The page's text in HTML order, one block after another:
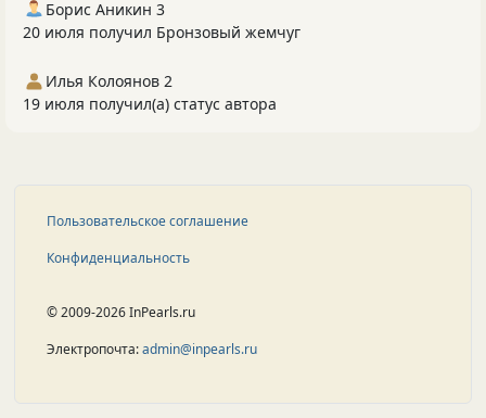
Борис Аникин 3
20 июля получил Бронзовый жемчуг
Илья Колоянов 2
19 июля получил(а) статус автора
Пользовательское соглашение
Конфиденциальность
© 2009-2026 InPearls.ru
Электропочта:admin@inpearls.ru